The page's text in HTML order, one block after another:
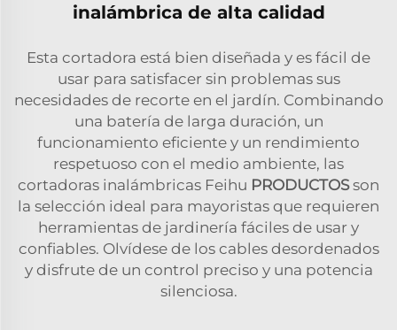
inalámbrica de alta calidad
Esta cortadora está bien diseñada y es fácil de
usar para satisfacer sin problemas sus
necesidades de recorte en el jardín. Combinando
una batería de larga duración, un
funcionamiento eficiente y un rendimiento
respetuoso con el medio ambiente, las
cortadoras inalámbricas Feihu PRODUCTOSson
la selección ideal para mayoristas que requieren
herramientas de jardinería fáciles de usar y
confiables. Olvídese de los cables desordenados
y disfrute de un control preciso y una potencia
silenciosa.